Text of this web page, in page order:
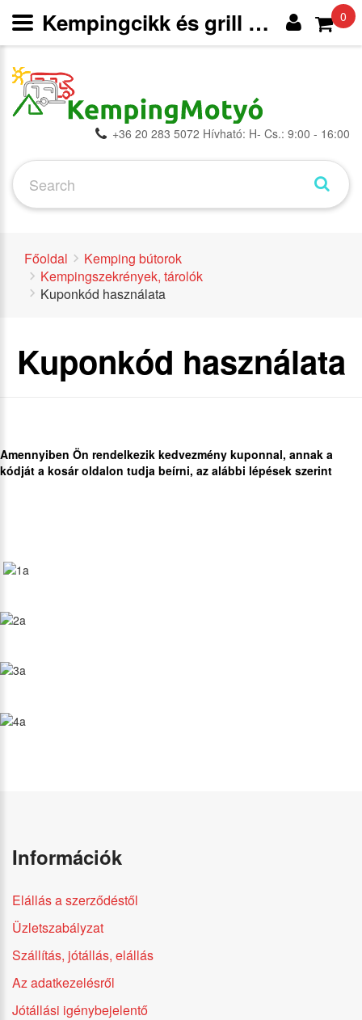
+36 20 283 5072 Hívható: H- Cs.: 9:00 - 16:00
0
Főoldal
Kemping bútorok
Kempingszekrények, tárolók
Kuponkód használata
Kuponkód használata
Amennyiben Ön rendelkezik kedvezmény kuponnal, annak a
kódját a kosár oldalon tudja beírni, az alábbi lépések szerint
Információk
Elállás a szerződéstől
Üzletszabályzat
Szállítás, jótállás, elállás
Az adatkezelésről
Jótállási igénybejelentő
Kempingcikk és grill webáruház